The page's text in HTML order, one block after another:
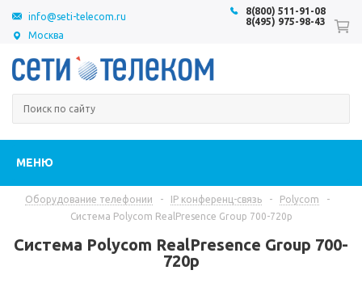
Москва
8(800) 511-91-08
8(495) 975-98-43
info@seti-telecom.ru
МЕНЮ
Оборудование телефонии - IP конференц-связь - Polycom
-
Система Polycom RealPresence Group 700-720p
Система Polycom RealPresence Group 700-
720p